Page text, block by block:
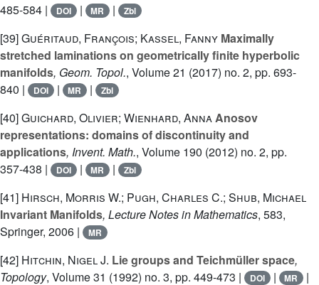
485-584 |
DOI | MR | Zbl
[39]Guéritaud, François; Kassel, Fanny Maximally
stretched laminations on geometrically finite hyperbolic
manifolds, Geom. Topol., Volume 21 (2017) no. 2, pp. 693-
840 |
DOI | MR | Zbl
[40]Guichard, Olivier; Wienhard, AnnaAnosov
representations: domains of discontinuity and
applications, Invent. Math., Volume 190 (2012) no. 2, pp.
357-438 |
DOI | MR | Zbl
[41] Hirsch, Morris W.; Pugh, Charles C.; Shub, Michael
Invariant Manifolds, Lecture Notes in Mathematics, 583,
Springer, 2006 |
MR
[42] Hitchin, Nigel J. Lie groups and Teichmüller space,
Topology, Volume 31 (1992) no. 3, pp. 449-473 | DOI | MR |